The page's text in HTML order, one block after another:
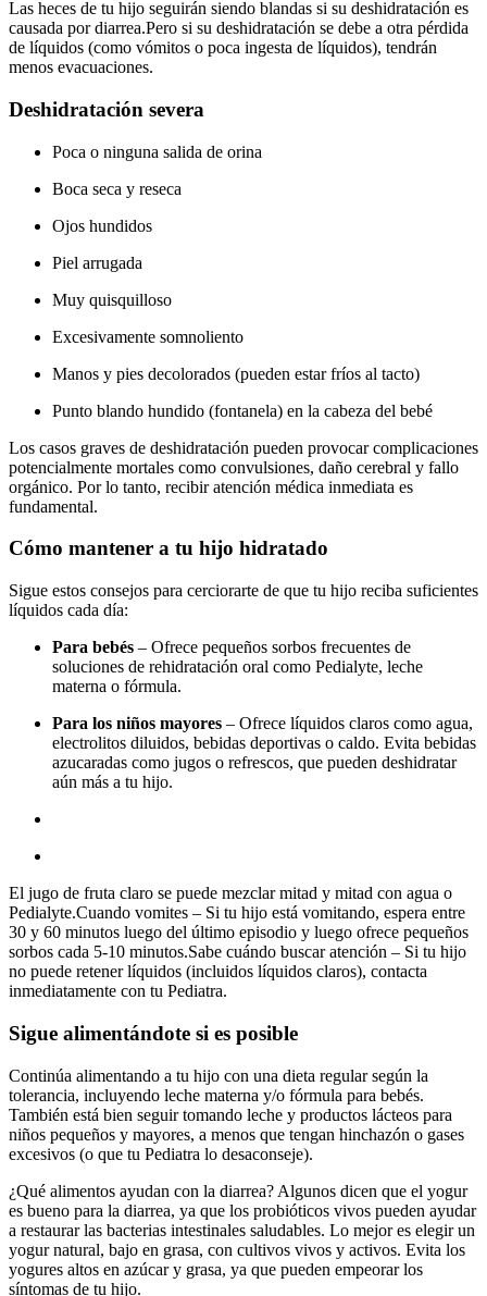
Las heces de tu hijo seguirán siendo blandas si su deshidratación es
causada por diarrea.Pero si su deshidratación se debe a otra pérdida
de líquidos (como vómitos o poca ingesta de líquidos), tendrán
menos evacuaciones.
Deshidratación severa
Poca o ninguna salida de orina
Boca seca y reseca
Ojos hundidos
Piel arrugada
Muy quisquilloso
Excesivamente somnoliento
Manos y pies decolorados (pueden estar fríos al tacto)
Punto blando hundido (fontanela) en la cabeza del bebé
Los casos graves de deshidratación pueden provocar complicaciones
potencialmente mortales como convulsiones, daño cerebral y fallo
orgánico. Por lo tanto, recibir atención médica inmediata es
fundamental.
Cómo mantener a tu hijo hidratado
Sigue estos consejos para cerciorarte de que tu hijo reciba suficientes
líquidos cada día:
Para bebés – Ofrece pequeños sorbos frecuentes de
soluciones de rehidratación oral como Pedialyte, leche
materna o fórmula.
Para los niños mayores – Ofrece líquidos claros como agua,
electrolitos diluidos, bebidas deportivas o caldo. Evita bebidas
azucaradas como jugos o refrescos, que pueden deshidratar
aún más a tu hijo.
El jugo de fruta claro se puede mezclar mitad y mitad con agua o
Pedialyte.Cuando vomites – Si tu hijo está vomitando, espera entre
30 y 60 minutos luego del último episodio y luego ofrece pequeños
sorbos cada 5-10 minutos.Sabe cuándo buscar atención – Si tu hijo
no puede retener líquidos (incluidos líquidos claros), contacta
inmediatamente con tu Pediatra.
Sigue alimentándote si es posible
Continúa alimentando a tu hijo con una dieta regular según la
tolerancia, incluyendo leche materna y/o fórmula para bebés.
También está bien seguir tomando leche y productos lácteos para
niños pequeños y mayores, a menos que tengan hinchazón o gases
excesivos (o que tu Pediatra lo desaconseje).
¿Qué alimentos ayudan con la diarrea? Algunos dicen que el yogur
es bueno para la diarrea, ya que los probióticos vivos pueden ayudar
a restaurar las bacterias intestinales saludables. Lo mejor es elegir un
yogur natural, bajo en grasa, con cultivos vivos y activos. Evita los
yogures altos en azúcar y grasa, ya que pueden empeorar los
síntomas de tu hijo.